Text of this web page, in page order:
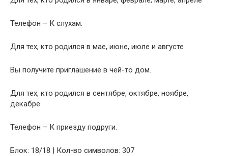
Телефон – К слухам.
Для тех, кто родился в мае, июне, июле и августе
Вы получите приглашение в чей-то дом.
Для тех, кто родился в сентябре, октябре, ноябре,
декабре
Телефон – К приезду подруги.
Блок: 18/18 | Кол-во символов: 307